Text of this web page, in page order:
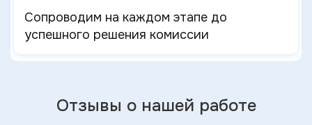
Сопроводим на каждом этапе до
успешного решения комиссии
Отзывы о нашей работе